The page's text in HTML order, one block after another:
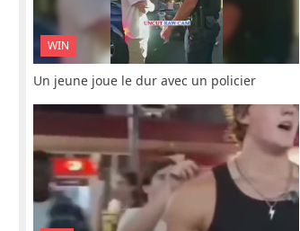
WIN
Un jeune joue le dur avec un policier